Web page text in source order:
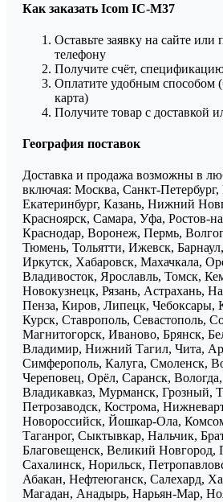
Как заказать Icom IC-M37
Оставьте заявку на сайте или
телефону
Получите счёт,
Оплатите удобным способом
карта)
Получите товар с доставкой
География поставок
Доставка и продажа возможны в
включая: Москва, Санкт-
Екатеринбург, Казань, Нижний
Красноярск, Самара, Уфа, Ростов-
Краснодар, Воронеж, Пермь,
Тюмень, Тольятти, Ижевск,
Иркутск, Хабаровск, Махачкала,
Владивосток, Ярославль, Томск,
Новокузнецк, Рязань, Астрахань,
Пенза, Киров, Липецк, Чебоксары,
Курск, Ставрополь, Севастополь,
Магнитогорск, Иваново, Брянск,
Владимир, Нижний Тагил, Чита,
Симферополь, Калуга, Смоленск,
Череповец, Орёл, Саранск,
Владикавказ, Мурманск, Грозный,
Петрозаводск, Кострома,
Новороссийск, Йошкар-Ола,
Таганрог, Сыктывкар, Нальчик,
Благовещенск, Великий
Сахалинск, Норильск,
Абакан, Нефтеюганск, Салехард,
Магадан, Анадырь, Нарьян-Мар,